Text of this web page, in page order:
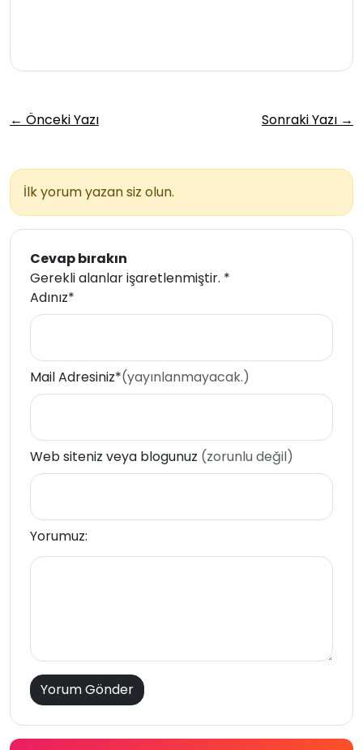
← Önceki Yazı Sonraki Yazı →
İlk yorum yazan siz olun.
Cevap bırakın
Gerekli alanlar işaretlenmiştir. *
Adınız*
Mail Adresiniz*(yayınlanmayacak.)
Web siteniz veya blogunuz (zorunlu değil)
Yorumuz: